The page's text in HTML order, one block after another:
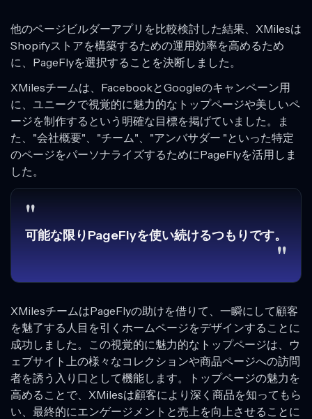
他のページビルダーアプリを比較検討した結果、XMilesは
Shopifyストアを構築するための運用効率を高めるため
に、PageFlyを選択することを決断しました。
XMilesチームは、FacebookとGoogleのキャンペーン用
に、ユニークで視覚的に魅力的なトップページや美しいペ
ージを制作するという明確な目標を掲げていました。ま
た、"会社概要"、"チーム"、"アンバサダー "といった特定
のページをパーソナライズするためにPageFlyを活用しま
した。
"
可能な限りPageFlyを使い続けるつもりです。
"
XMilesチームはPageFlyの助けを借りて、一瞬にして顧客
を魅了する人目を引くホームページをデザインすることに
成功しました。この視覚的に魅力的なトップページは、ウ
ェブサイト上の様々なコレクションや商品ページへの訪問
者を誘う入り口として機能します。トップページの魅力を
高めることで、XMilesは顧客により深く商品を知ってもら
い、最終的にエンゲージメントと売上を向上させることに